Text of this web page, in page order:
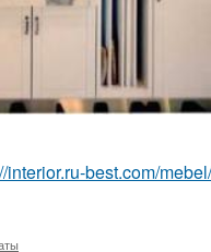
interior.ru-best.com/